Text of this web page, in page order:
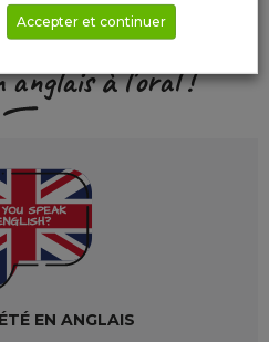
anglais à l'oral !
EN ANGLAIS
Accepter et continuer